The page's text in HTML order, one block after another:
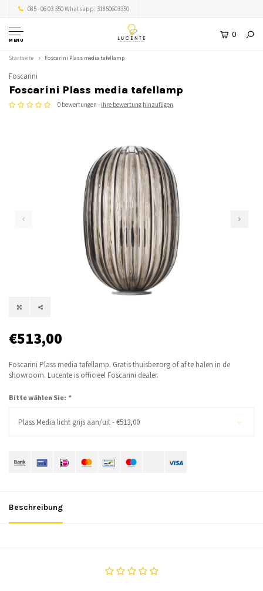
085 - 06 03 350 Whatsapp: 31850603350
MENU
0
Startseite Foscarini Plass media tafellamp
Foscarini
Foscarini Plass media tafellamp
0 bewertungen - ihre bewertung hinzufügen
€513,00
Foscarini Plass media tafellamp. Gratis thuisbezorg of af te halen in de
showroom. Lucente is officieel Foscarini dealer.
Bitte wählen Sie: *
Plass Media licht grijs aan/uit - €513,00
Beschreibung